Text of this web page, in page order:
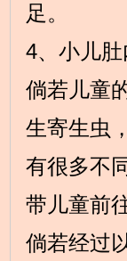
足。
4、小儿
倘若儿童
生寄生虫
有很多不
带儿童前
倘若经过